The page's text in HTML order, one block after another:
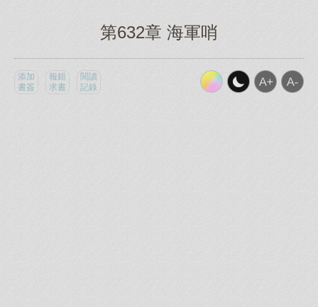
第632章 海軍哨
添加
書簽
報錯
求書
閱讀
記錄